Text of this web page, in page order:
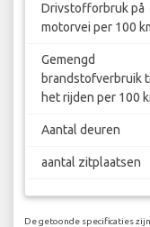
Drivstofforbruk på
motorvei per 100
Gemengd
brandstofverbruik
het rijden per 100
Aantal deuren
aantal zitplaatsen
De getoonde specificaties